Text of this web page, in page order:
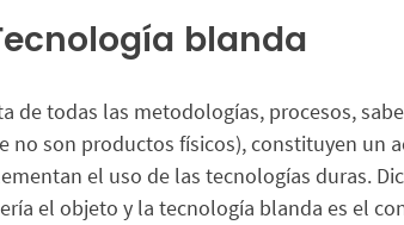
blanda
de todas las metodologías, procesos,
no son productos físicos), constituyen un
el uso de las tecnologías duras.
el objeto y la tecnología blanda es el